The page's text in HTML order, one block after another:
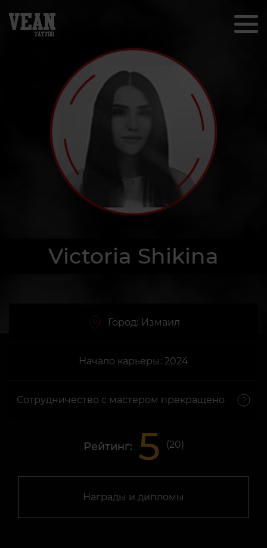
Victoria Shikina
Город: Измаил
Начало карьеры: 2024
Сотрудничество с мастером прекращено
Рейтинг: 5 (20)
Награды и дипломы